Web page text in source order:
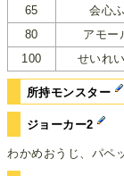
65
会心
80
アモー
100
せいれ
所持モンスター
ジョーカー2
わかめおうじ、パペ